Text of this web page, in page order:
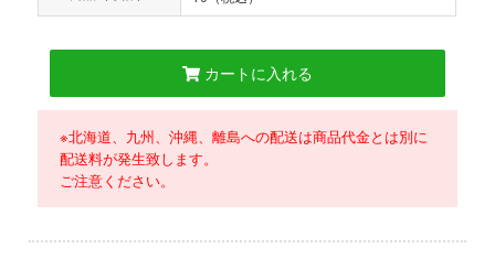
カートに入れる
※北海道、九州、沖縄、離島への配送は商品代金とは別に
配送料が発生致します。
ご注意ください。